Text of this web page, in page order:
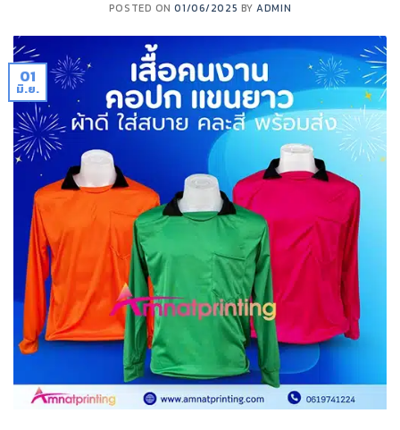
POSTED ON01/06/2025 BYADMIN
01
มิ.ย.